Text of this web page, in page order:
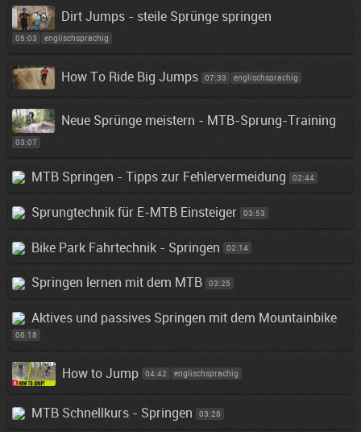
Dirt Jumps - steile Sprünge springen
05:03 englischsprachig
How To Ride Big Jumps 07:33 englischsprachig
Neue Sprünge meistern - MTB-Sprung-Training
03:07
MTB Springen - Tipps zur Fehlervermeidung 02:44
Sprungtechnik für E-MTB Einsteiger 03:53
Bike Park Fahrtechnik - Springen 02:14
Springen lernen mit dem MTB 03:25
Aktives und passives Springen mit dem Mountainbike
06:18
How to Jump 04:42 englischsprachig
MTB Schnellkurs - Springen 03:28